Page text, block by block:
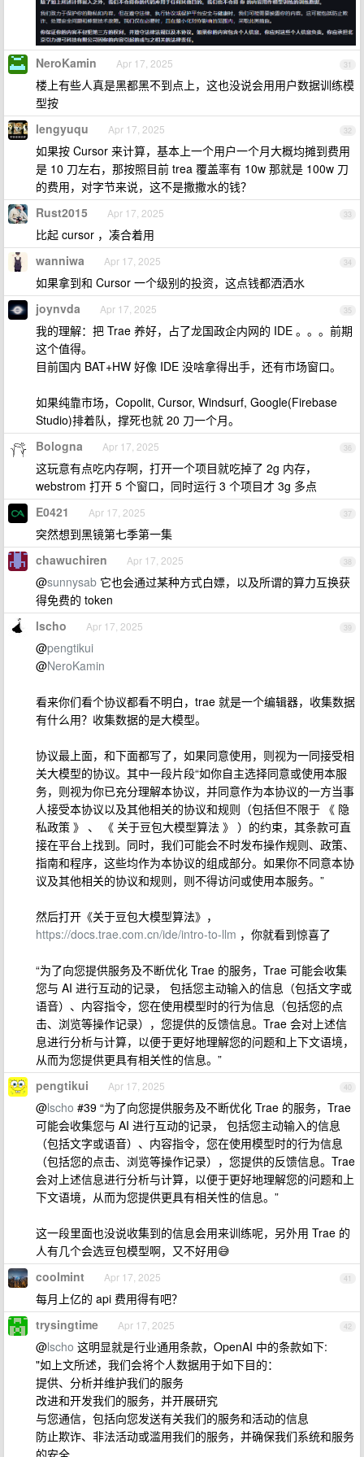
31
NeroKamin Apr 17, 2025
楼上有些人真是黑都黑不到点上，这也没说会用用户数据训练模
型按
32
lengyuqu Apr 17, 2025
如果按 Cursor 来计算，基本上一个用户一个月大概均摊到费用
是 10 刀左右，那按照目前 trea 覆盖率有 10w 那就是 100w 刀
的费用，对字节来说，这不是撒撒水的钱？
33
Rust2015 Apr 17, 2025
比起 cursor ，凑合着用
34
wanniwa Apr 17, 2025
如果拿到和 Cursor 一个级别的投资，这点钱都洒洒水
35
joynvda Apr 17, 2025
我的理解：把 Trae 养好，占了龙国政企内网的 IDE 。。。前期
这个值得。
目前国内 BAT+HW 好像 IDE 没啥拿得出手，还有市场窗口。
如果纯靠市场，Copolit, Cursor, Windsurf, Google(Firebase
Studio)排着队，撑死也就 20 刀一个月。
36
Bologna Apr 17, 2025
这玩意有点吃内存啊，打开一个项目就吃掉了 2g 内存，
webstrom 打开 5 个窗口，同时运行 3 个项目才 3g 多点
37
E0421 Apr 17, 2025
突然想到黑镜第七季第一集
38
chawuchiren Apr 17, 2025
@sunnysab 它也会通过某种方式白嫖，以及所谓的算力互换获
得免费的 token
39
lscho Apr 17, 2025
@pengtikui
@NeroKamin
看来你们看个协议都看不明白，trae 就是一个编辑器，收集数据
有什么用？收集数据的是大模型。
协议最上面，和下面都写了，如果同意使用，则视为一同接受相
关大模型的协议。其中一段片段“如你自主选择同意或使用本服
务，则视为你已充分理解本协议，并同意作为本协议的一方当事
人接受本协议以及其他相关的协议和规则（包括但不限于 《 隐
私政策 》 、 《 关于豆包大模型算法 》 ）的约束，其条款可直
接在平台上找到。同时，我们可能会不时发布操作规则、政策、
指南和程序，这些均作为本协议的组成部分。如果你不同意本协
议及其他相关的协议和规则，则不得访问或使用本服务。”
然后打开《关于豆包大模型算法》，
https://docs.trae.com.cn/ide/intro-to-llm ，你就看到惊喜了
“为了向您提供服务及不断优化 Trae 的服务，Trae 可能会收集
您与 AI 进行互动的记录， 包括您主动输入的信息（包括文字或
语音）、内容指令，您在使用模型时的行为信息（包括您的点
击、浏览等操作记录），您提供的反馈信息。Trae 会对上述信
息进行分析与计算，以便于更好地理解您的问题和上下文语境，
从而为您提供更具有相关性的信息。”
40
pengtikui Apr 17, 2025
@lscho #39 “为了向您提供服务及不断优化 Trae 的服务，Trae
可能会收集您与 AI 进行互动的记录， 包括您主动输入的信息
（包括文字或语音）、内容指令，您在使用模型时的行为信息
（包括您的点击、浏览等操作记录），您提供的反馈信息。Trae
会对上述信息进行分析与计算，以便于更好地理解您的问题和上
下文语境，从而为您提供更具有相关性的信息。”
这一段里面也没说收集到的信息会用来训练呢，另外用 Trae 的
人有几个会选豆包模型啊，又不好用😅
41
coolmint Apr 17, 2025
每月上亿的 api 费用得有吧？
42
trysingtime Apr 17, 2025
@lscho 这明显就是行业通用条款，OpenAI 中的条款如下:
"如上文所述，我们会将个人数据用于如下目的：
提供、分析并维护我们的服务
改进和开发我们的服务，并开展研究
与您通信，包括向您发送有关我们的服务和活动的信息
防止欺诈、非法活动或滥用我们的服务，并确保我们系统和服务
的安全